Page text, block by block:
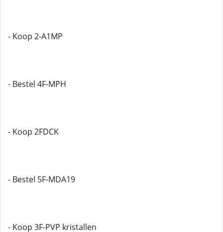
- Koop 2-A1MP
- Bestel 4F-MPH
- Koop 2FDCK
- Bestel 5F-MDA19
- Koop 3F-PVP kristallen